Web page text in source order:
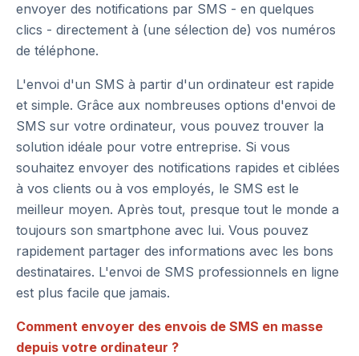
envoyer des notifications par SMS - en quelques
clics - directement à (une sélection de) vos numéros
de téléphone.
L'envoi d'un SMS à partir d'un ordinateur est rapide
et simple. Grâce aux nombreuses options d'envoi de
SMS sur votre ordinateur, vous pouvez trouver la
solution idéale pour votre entreprise. Si vous
souhaitez envoyer des notifications rapides et ciblées
à vos clients ou à vos employés, le SMS est le
meilleur moyen. Après tout, presque tout le monde a
toujours son smartphone avec lui. Vous pouvez
rapidement partager des informations avec les bons
destinataires. L'envoi de SMS professionnels en ligne
est plus facile que jamais.
Comment envoyer des envois de SMS en masse
depuis votre ordinateur ?